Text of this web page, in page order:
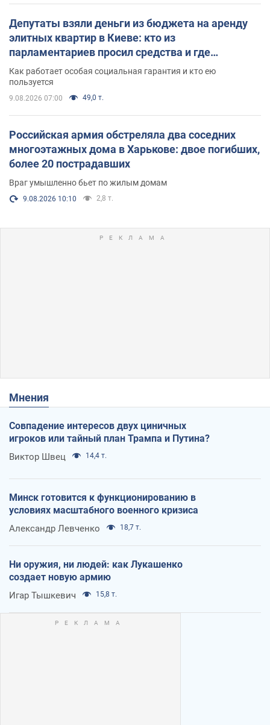
Депутаты взяли деньги из бюджета на аренду
элитных квартир в Киеве: кто из
парламентариев просил средства и где
поселился
Как работает особая социальная гарантия и кто ею
пользуется
9.08.2026 07:00 49,0 т.
Российская армия обстреляла два соседних
многоэтажных дома в Харькове: двое погибших,
более 20 пострадавших
Враг умышленно бьет по жилым домам
9.08.2026 10:10 2,8 т.
Мнения
Совпадение интересов двух циничных
игроков или тайный план Трампа и Путина?
Виктор Швец 14,4 т.
Минск готовится к функционированию в
условиях масштабного военного кризиса
Александр Левченко 18,7 т.
Ни оружия, ни людей: как Лукашенко
создает новую армию
Игар Тышкевич 15,8 т.